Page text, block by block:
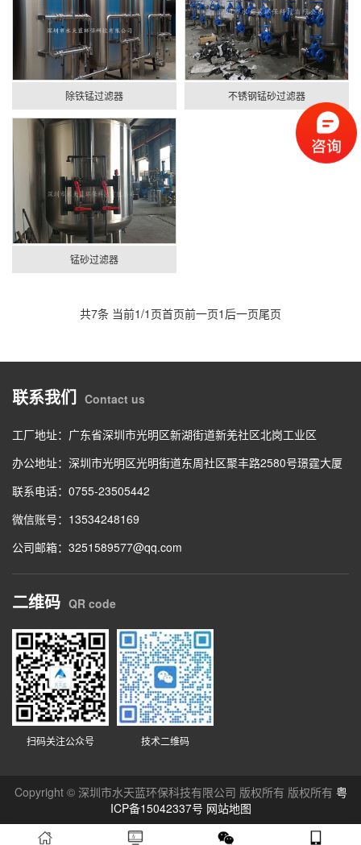
除铁锰过滤器 不锈钢锰砂过滤器
锰砂过滤器
共7条 当前1/1页首页前一页1 后一页尾页
联系我们 Contact us
工厂地址：广东省深圳市光明区新湖街道新羌社区北岗工业区
办公地址：深圳市光明区光明街道东周社区聚丰路2580号璟霆大厦
联系电话：0755-23505442
微信账号：13534248169
公司邮箱：3251589577@qq.com
二维码 QR code
扫码关注公众号 技术二维码
Copyright © 深圳市水天蓝环保科技有限公司 版权所有 版权所有 粤
ICP备15042337号 网站地图